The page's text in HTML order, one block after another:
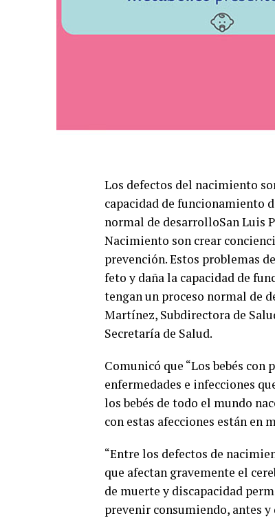
Los defectos del nacimiento
capacidad de funcionamiento
normal de desarrolloSan Luis
Nacimiento son crear
prevención. Estos problemas
feto y daña la capacidad de
tengan un proceso normal de
Martínez, Subdirectora de
Secretaría de Salud.
Comunicó que “Los bebés
enfermedades e infecciones
los bebés de todo el mundo
con estas afecciones están en
“Entre los defectos de
que afectan gravemente el
de muerte y discapacidad
prevenir consumiendo, antes